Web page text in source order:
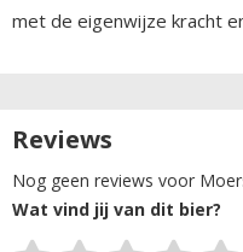
met de eigenwijze kracht
Reviews
Nog geen reviews voor
Wat vind jij van dit bier?